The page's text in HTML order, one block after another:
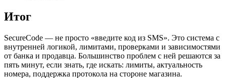
Итог
SecureCode — не просто «введите код из SMS». Это система с
внутренней логикой, лимитами, проверками и зависимостями
от банка и продавца. Большинство проблем с ней решаются за
пять минут, если знать, где искать: лимиты, актуальность
номера, поддержка протокола на стороне магазина.